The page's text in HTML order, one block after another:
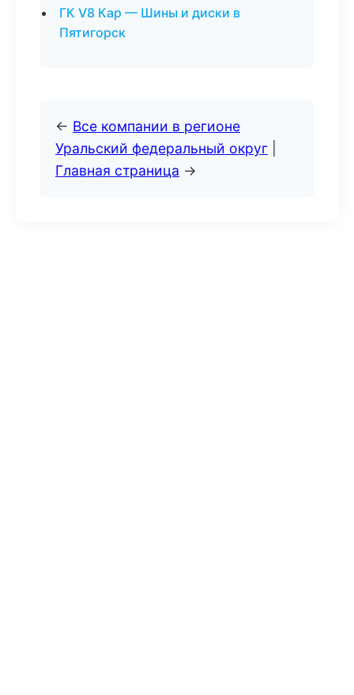
ГК V8 Кар — Шины и диски в
Пятигорск
← Все компании в регионе
Уральский федеральный округ
Главная страница →